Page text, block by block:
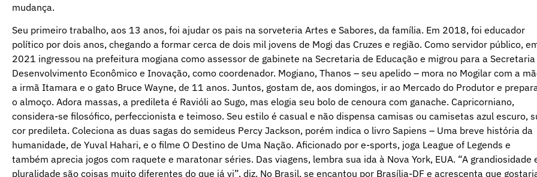
mudança.
Seu primeiro trabalho, aos 13 anos, foi ajudar os pais na sorveteria Artes e Sabores, da família. Em 2018, foi educador
político por dois anos, chegando a formar cerca de dois mil jovens de Mogi das Cruzes e região. Como servidor público,
2021 ingressou na prefeitura mogiana como assessor de gabinete na Secretaria de Educação e migrou para a Secretaria
Desenvolvimento Econômico e Inovação, como coordenador. Mogiano, Thanos – seu apelido – mora no Mogilar com a
a irmã Itamara e o gato Bruce Wayne, de 11 anos. Juntos, gostam de, aos domingos, ir ao Mercado do Produtor e
o almoço. Adora massas, a predileta é Ravióli ao Sugo, mas elogia seu bolo de cenoura com ganache. Capricorniano,
considera-se filosófico, perfeccionista e teimoso. Seu estilo é casual e não dispensa camisas ou camisetas azul escuro,
cor predileta. Coleciona as duas sagas do semideus Percy Jackson, porém indica o livro Sapiens – Uma breve história da
humanidade, de Yuval Hahari, e o filme O Destino de Uma Nação. Aficionado por e-sports, joga League of Legends e
também aprecia jogos com raquete e maratonar séries. Das viagens, lembra sua ida à Nova York, EUA. “A grandiosidade
pluralidade são coisas muito diferentes do que já vi”, diz. No Brasil, se encantou por Brasília-DF e acrescenta que